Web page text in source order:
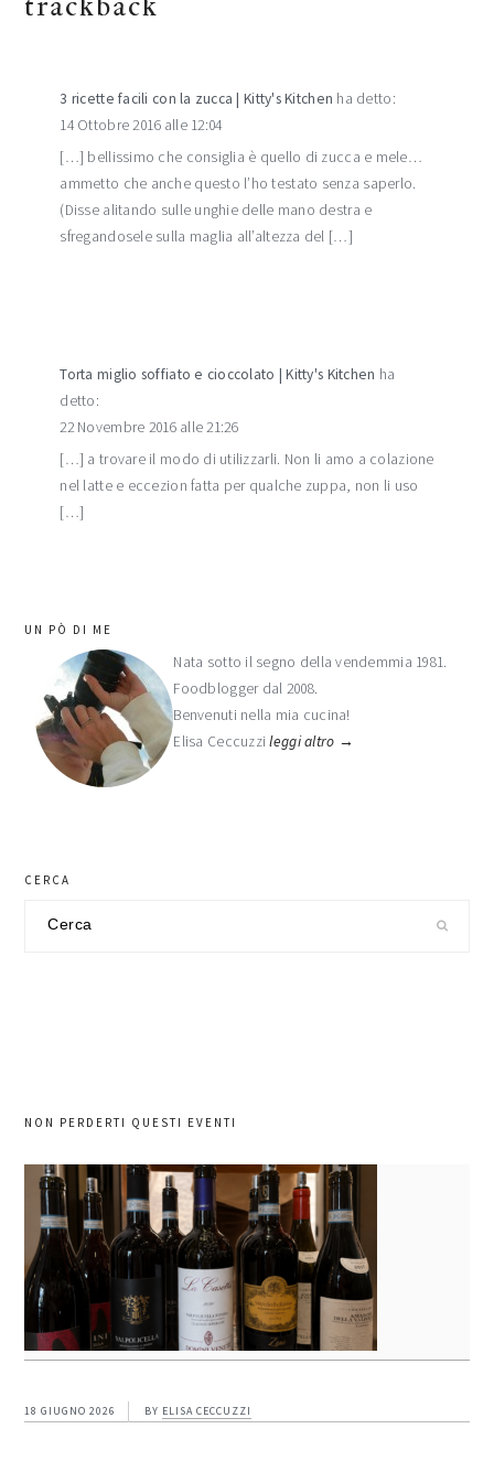
3 ricette facili con la zucca | Kitty's Kitchen ha detto:
14 Ottobre 2016 alle 12:04
[…] bellissimo che consiglia è quello di zucca e mele…
ammetto che anche questo l’ho testato senza saperlo.
(Disse alitando sulle unghie delle mano destra e
sfregandosele sulla maglia all’altezza del […]
Torta miglio soffiato e cioccolato | Kitty's Kitchen ha
detto:
22 Novembre 2016 alle 21:26
[…] a trovare il modo di utilizzarli. Non li amo a colazione
nel latte e eccezion fatta per qualche zuppa, non li uso
[…]
barra
laterale
primaria
UN PÒ DI ME
Nata sotto il segno della vendemmia 1981.
Foodblogger dal 2008.
Benvenuti nella mia cucina!
Elisa Ceccuzzileggi altro →
CERCA
NON PERDERTI QUESTI EVENTI
18 GIUGNO 2026 BY ELISA CECCUZZI